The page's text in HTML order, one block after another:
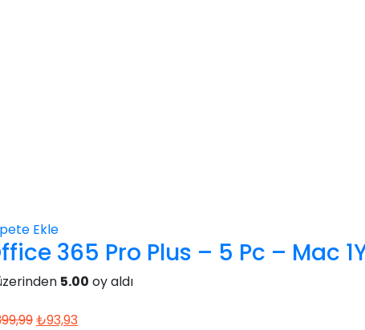
Ekle
365 Pro Plus – 5 Pc – Mac
5.00 oy aldı
Orijinal
₺93,93Şu